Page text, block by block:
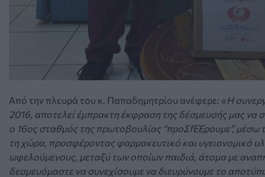
Από την πλευρά του κ. Παπαδημητρίου ανέφερε: «Η
2016, αποτελεί έμπρακτη έκφραση της δέσμευσής μας
ο 16ος σταθμός της πρωτοβουλίας “προΣfΕΕρουμε”, μέσω
τη χώρα, προσφέροντας φαρμακευτικό και υγειονομικό
ωφελούμενους, μεταξύ των οποίων παιδιά, άτομα με
δεσμευόμαστε να συνεχίσουμε να διευρύνουμε το